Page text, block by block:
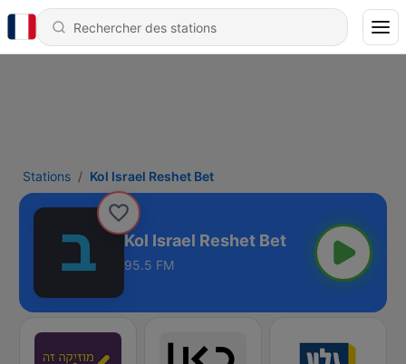
Stations Kol Israel Reshet Bet
Kol Israel Reshet Bet
95.5 FM